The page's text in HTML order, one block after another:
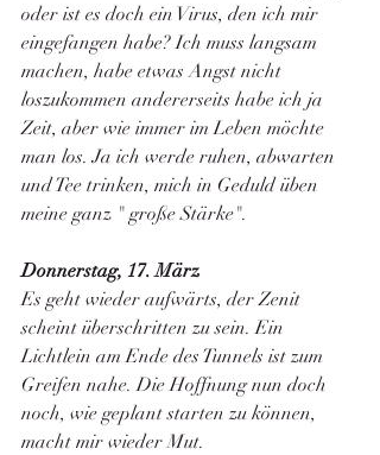
oder ist es doch ein Virus, den ich mir
eingefangen habe? Ich muss langsam
machen, habe etwas Angst nicht
loszukommen andererseits habe ich ja
Zeit, aber wie immer im Leben möchte
man los. Ja ich werde ruhen, abwarten
und Tee trinken, mich in Geduld üben
meine ganz " große Stärke".
Donnerstag, 17. März
Es geht wieder aufwärts, der Zenit
scheint überschritten zu sein. Ein
Lichtlein am Ende des Tunnels ist zum
Greifen nahe. Die Hoffnung nun doch
noch, wie geplant starten zu können,
macht mir wieder Mut.